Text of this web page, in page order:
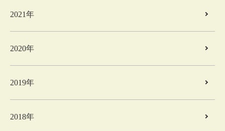
2021年
2020年
2019年
2018年